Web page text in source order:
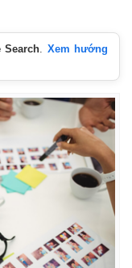
Search. Xem hướng